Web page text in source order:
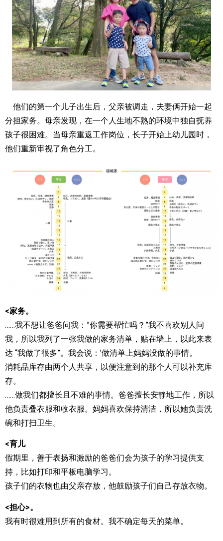
他们的第一个儿子出生后，父亲被调走，夫妻俩开始一起
分担家务。母亲发现，在一个人生地不熟的环境中独自抚养
孩子很困难。当母亲重返工作岗位，长子开始上幼儿园时，
他们重新审视了角色分工。
<家务。
……我不想让爸爸问我：”你需要帮忙吗？”我不喜欢别人问
我，所以我列了一张我做的家务清单，贴在墙上，以此来表
达 “我做了很多”。我会说：’做清单上妈妈没做的事情。
消耗品库存由两个人共享，以便注意到的那个人可以补充库
存。
……做我们都擅长且不难的事情。爸爸擅长安静地工作，所以
他负责叠衣服和收衣服。妈妈喜欢保持清洁，所以她负责洗
碗和打扫卫生。
<育儿
假期里，善于表扬和激励的爸爸们会为孩子的学习提供支
持，比如打印和平板电脑学习。
孩子们的衣物也由父亲存放，他鼓励孩子们自己存放衣物。
<担心>。
我有时很难用到所有的食材。我不确定每天的菜单。